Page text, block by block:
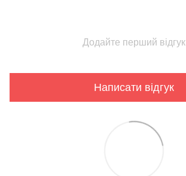
Додайте перший відгук
Написати відгук